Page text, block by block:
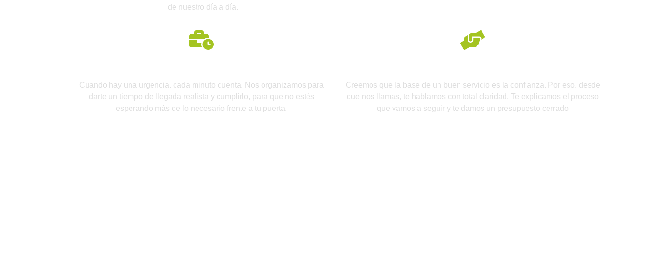
de nuestro día a día.
Cuando hay una urgencia, cada minuto cuenta. Nos organizamos para
darte un tiempo de llegada realista y cumplirlo, para que no estés
esperando más de lo necesario frente a tu puerta.
Creemos que la base de un buen servicio es la confianza. Por eso, desde
que nos llamas, te hablamos con total claridad. Te explicamos el proceso
que vamos a seguir y te damos un presupuesto cerrado